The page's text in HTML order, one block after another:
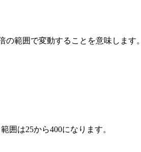
範囲で変動することを意味します。
囲は25から400になります。